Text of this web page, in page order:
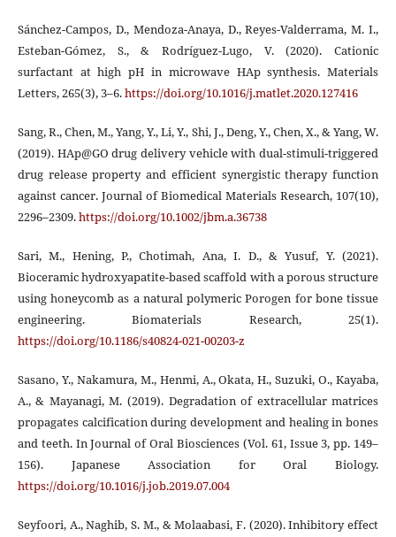
Sánchez-Campos, D., Mendoza-Anaya, D., Reyes-Valderrama, M. I.,
Esteban-Gómez, S., & Rodríguez-Lugo, V. (2020). Cationic
surfactant at high pH in microwave HAp synthesis. Materials
Letters, 265(3), 3–6.https://doi.org/10.1016/j.matlet.2020.127416
Sang, R., Chen, M., Yang, Y., Li, Y., Shi, J., Deng, Y., Chen, X., & Yang, W.
(2019). HAp@GO drug delivery vehicle with dual-stimuli-triggered
drug release property and efficient synergistic therapy function
against cancer. Journal of Biomedical Materials Research, 107(10),
2296–2309.https://doi.org/10.1002/jbm.a.36738
Sari, M., Hening, P., Chotimah, Ana, I. D., & Yusuf, Y. (2021).
Bioceramic hydroxyapatite-based scaffold with a porous structure
using honeycomb as a natural polymeric Porogen for bone tissue
engineering. Biomaterials Research, 25(1).
https://doi.org/10.1186/s40824-021-00203-z
Sasano, Y., Nakamura, M., Henmi, A., Okata, H., Suzuki, O., Kayaba,
A., & Mayanagi, M. (2019). Degradation of extracellular matrices
propagates calcification during development and healing in bones
and teeth. In Journal of Oral Biosciences (Vol. 61, Issue 3, pp. 149–
156). Japanese Association for Oral Biology.
https://doi.org/10.1016/j.job.2019.07.004
Seyfoori, A., Naghib, S. M., & Molaabasi, F. (2020). Inhibitory effect